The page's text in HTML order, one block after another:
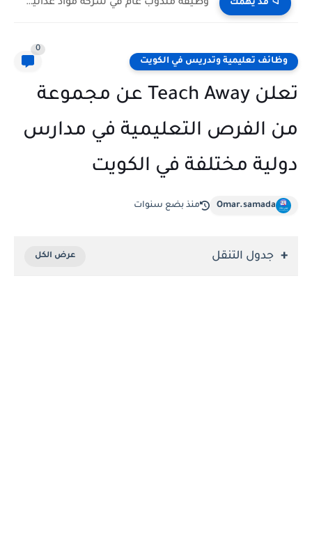
📁 قد يهمك وظيفة مندوب عام في شركة مواد غذائية بالكويت General Public...
وظائف تعليمية وتدريس في الكويت
0
تعلن Teach Away عن مجموعة
من الفرص التعليمية في مدارس
دولية مختلفة في الكويت
Omar.samada منذ بضع سنوات
جدول التنقل